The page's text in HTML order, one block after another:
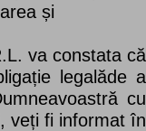
și
va constata că
legalăde a
cu
veți fi informat în